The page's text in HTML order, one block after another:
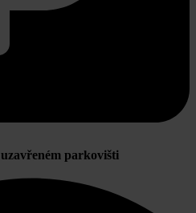
uzavřeném parkovišti